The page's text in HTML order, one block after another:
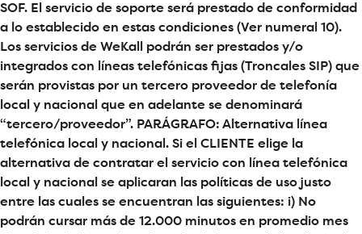
SOF. El servicio de soporte será prestado de conformidad
a lo establecido en estas condiciones (Ver numeral 10).
Los servicios de WeKall podrán ser prestados y/o
integrados con líneas telefónicas fijas (Troncales SIP) que
serán provistas por un tercero proveedor de telefonía
local y nacional que en adelante se denominará
“tercero/proveedor”. PARÁGRAFO: Alternativa línea
telefónica local y nacional. Si el CLIENTE elige la
alternativa de contratar el servicio con línea telefónica
local y nacional se aplicaran las políticas de uso justo
entre las cuales se encuentran las siguientes: i) No
podrán cursar más de 12.000 minutos en promedio mes